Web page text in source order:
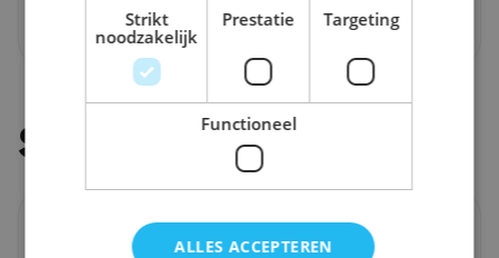
Toon alles
Stel je vraag
Strikt
noodzakelijk
Prestatie Targeting
Functioneel
ALLES ACCEPTEREN